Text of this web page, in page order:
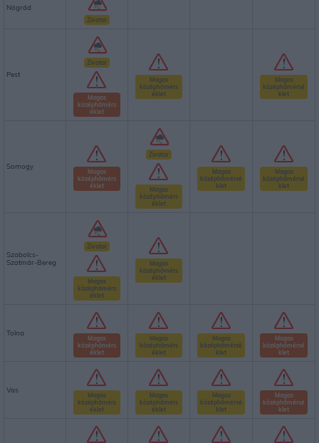
Nógrád
Zivatar
Pest
Zivatar
Magas
középhőmérs
éklet
Magas
középhőmérs
éklet
Magas
középhőmérsé
klet
Somogy
Magas
középhőmérs
éklet
Zivatar
Magas
középhőmérs
éklet
Magas
középhőmérsé
klet
Magas
középhőmérsé
klet
Szabolcs-
Szatmár-Bereg
Zivatar
Magas
középhőmérs
éklet
Magas
középhőmérs
éklet
Tolna
Magas
középhőmérs
éklet
Magas
középhőmérs
éklet
Magas
középhőmérsé
klet
Magas
középhőmérsé
klet
Vas
Magas
középhőmérs
éklet
Magas
középhőmérs
éklet
Magas
középhőmérsé
klet
Magas
középhőmérsé
klet